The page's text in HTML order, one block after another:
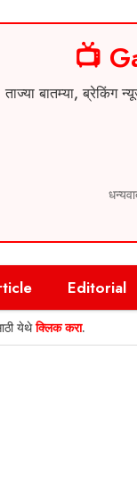
📺
ताज्या बातम्या,
Editorial
येथेक्लिक करा.